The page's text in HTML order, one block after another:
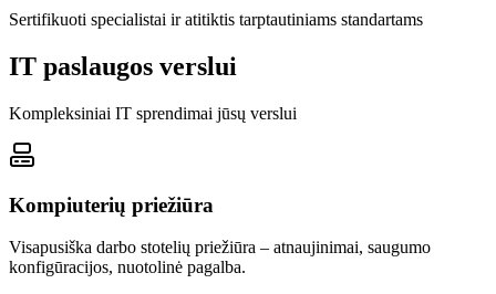
Sertifikuoti specialistai ir atitiktis tarptautiniams standartams
IT paslaugos verslui
Kompleksiniai IT sprendimai jūsų verslui
Kompiuterių priežiūra
Visapusiška darbo stotelių priežiūra – atnaujinimai, saugumo
konfigūracijos, nuotolinė pagalba.